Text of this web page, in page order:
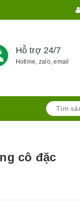
Hỗ trợ 24/7
Hotline, zalo, email
cô đặc